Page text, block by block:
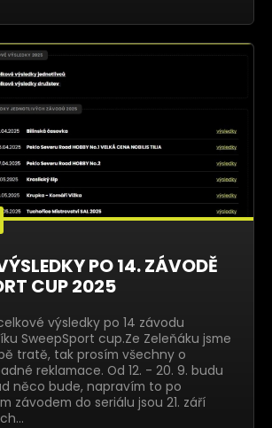
PO 14. ZÁVODĚ
CUP 2025
výsledky po 14 závodu
SweepSport cup.Ze Zeleňáku jsme
tratě, tak prosím všechny o
reklamace. Od 12. - 20. 9. budu
něco bude, napravím to po
závodem do seriálu jsou 21. září